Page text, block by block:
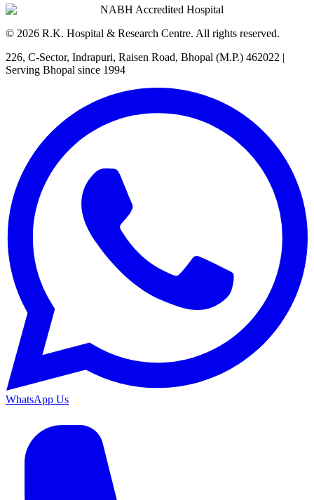
NABH Accredited Hospital
© 2026 R.K. Hospital & Research Centre. All rights reserved.
226, C-Sector, Indrapuri, Raisen Road, Bhopal (M.P.) 462022 |
Serving Bhopal since 1994
WhatsApp Us